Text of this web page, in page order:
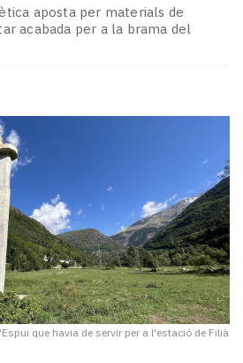
aposta per materials de
acabada per a la brama del
que havia de servir per a l'estació de Filià